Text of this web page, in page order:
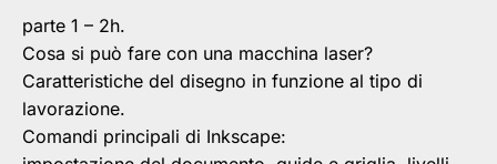
parte 1 – 2h.
Cosa si può fare con una macchina laser?
Caratteristiche del disegno in funzione al tipo di
lavorazione.
Comandi principali di Inkscape: